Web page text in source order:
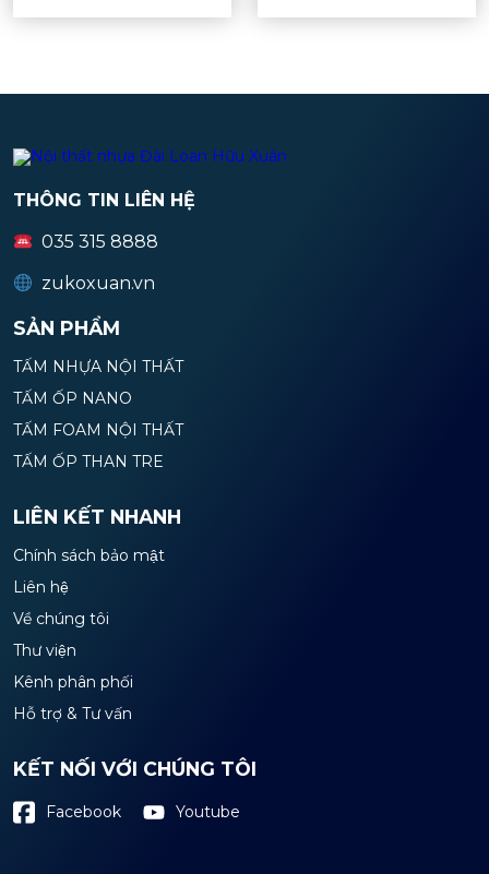
THÔNG TIN LIÊN HỆ
035 315 8888
zukoxuan.vn
SẢN PHẨM
TẤM NHỰA NỘI THẤT
TẤM ỐP NANO
TẤM FOAM NỘI THẤT
TẤM ỐP THAN TRE
LIÊN KẾT NHANH
Chính sách bảo mật
Liên hệ
Về chúng tôi
Thư viện
Kênh phân phối
Hỗ trợ & Tư vấn
KẾT NỐI VỚI CHÚNG TÔI
Facebook Youtube